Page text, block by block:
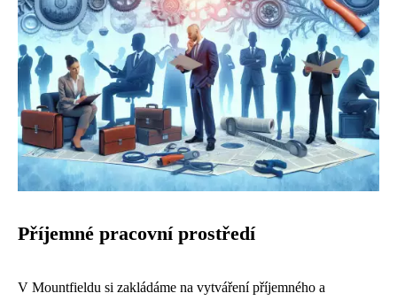
Příjemné pracovní prostředí
V Mountfieldu si zakládáme na vytváření příjemného a